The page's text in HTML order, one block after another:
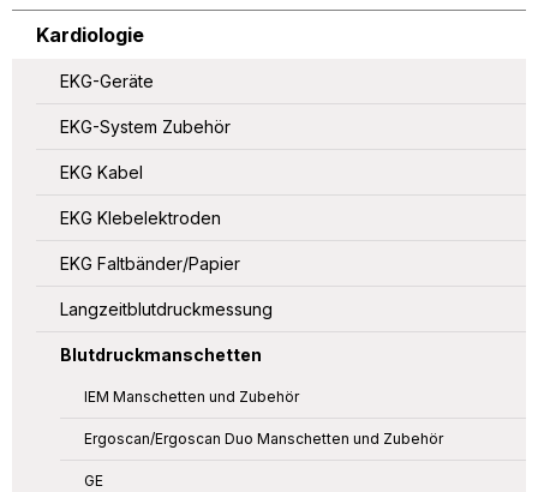
Kardiologie
EKG-Geräte
EKG-System Zubehör
EKG Kabel
EKG Klebelektroden
EKG Faltbänder/Papier
Langzeitblutdruckmessung
Blutdruckmanschetten
IEM Manschetten und Zubehör
Ergoscan/Ergoscan Duo Manschetten und Zubehör
GE